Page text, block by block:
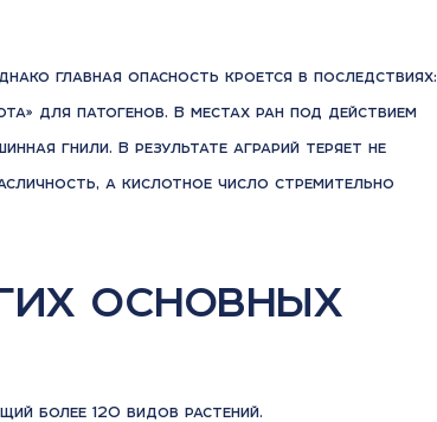
главная опасность кроется в последствиях:
для патогенов. В местах ран под действием
гнили. В результате аграрий теряет не
а кислотное число стремительно
основных
более 120 видов растений.